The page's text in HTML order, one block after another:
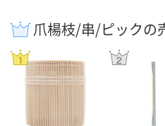
爪楊枝/串/ピックの